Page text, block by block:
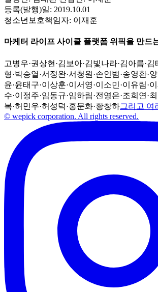
등록(발행)일: 2019.10.01
청소년보호책임자: 이재훈
마케터 라이프 사이클 플랫폼 위픽을 만드
고병우·권상현 ·김보아·김빛나라·김아름·김
형·박승열·서정완·서청원 ·손인범·송영환·
윤·윤태구·이상훈·이서영·이소민·이유림·
수·이정주·임동규·임하림·전영은·조희연 ·
복·허민우·허성덕·홍문화·황창하그리고 여
© wepick corporation. All rights reserved.